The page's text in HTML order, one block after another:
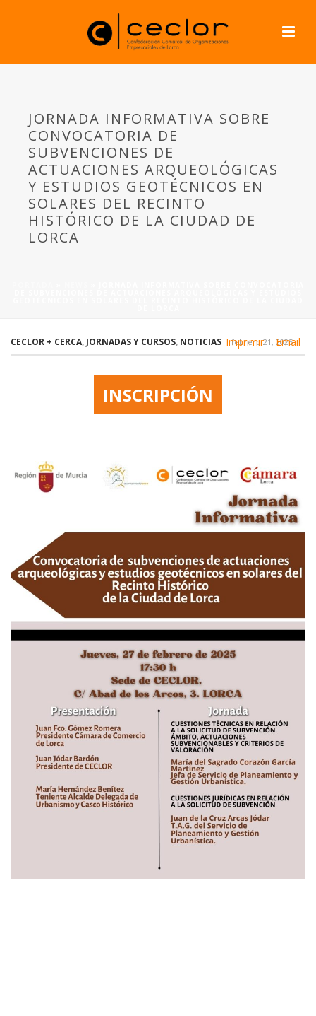
JORNADA INFORMATIVA SOBRE
CONVOCATORIA DE
SUBVENCIONES DE
ACTUACIONES ARQUEOLÓGICAS
Y ESTUDIOS GEOTÉCNICOS EN
SOLARES DEL RECINTO
HISTÓRICO DE LA CIUDAD DE
LORCA
Imprimir Email
CECLOR + CERCA, JORNADAS Y CURSOS, NOTICIAS febrero 21, 2025
INSCRIPCIÓN